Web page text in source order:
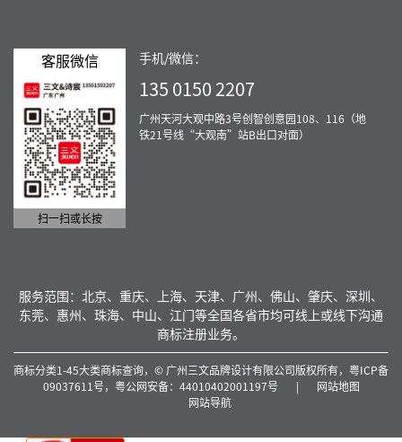
客服微信
扫一扫或长按
手机/微信：
135 0150 2207
广州天河大观中路3号创智创意园108、116（地
铁21号线“大观南”站B出口对面）
服务范围：北京、重庆、上海、天津、广州、佛山、肇庆、深圳、
东莞、惠州、珠海、中山、江门等全国各省市均可线上或线下沟通
商标注册业务。
商标分类1-45大类商标查询，© 广州三文品牌设计有限公司版权所有， 粤ICP备
09037611号， 粤公网安备：44010402001197号 |
网站地图
网站导航